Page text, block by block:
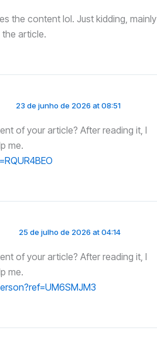
the content lol. Just kidding, mainly
article.
23 de junho de 2026 at 08:51
of your article? After reading it, I
me.
25 de julho de 2026 at 04:14
of your article? After reading it, I
me.